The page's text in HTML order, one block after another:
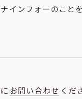
インフォーのこと
お問い合わせ くだ